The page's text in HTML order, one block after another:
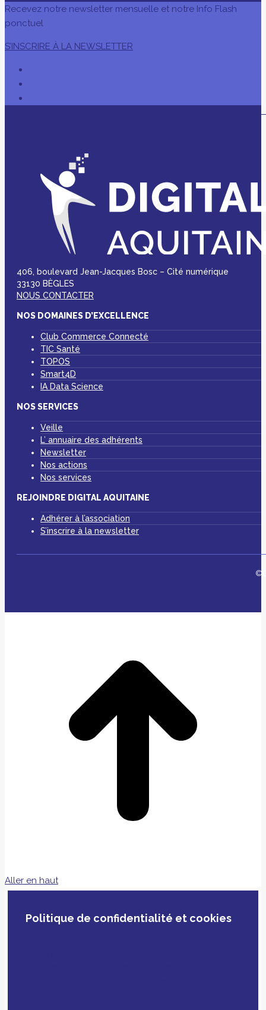
Recevez notre newsletter mensuelle et notre Info Flash
ponctuel
S’INSCRIRE À LA NEWSLETTER
406, boulevard Jean-Jacques Bosc – Cité numérique
33130 BÈGLES
NOUS CONTACTER
NOS DOMAINES D’EXCELLENCE
Club Commerce Connecté
TIC Santé
TOPOS
Smart4D
IA Data Science
NOS SERVICES
Veille
L’ annuaire des adhérents
Newsletter
Nos actions
Nos services
REJOINDRE DIGITAL AQUITAINE
Adhérer à l’association
S’inscrire à la newsletter
Aller en haut
Politique de confidentialité et cookies